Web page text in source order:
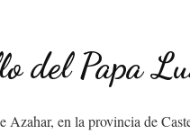
del Papa
Azahar, en la provincia de